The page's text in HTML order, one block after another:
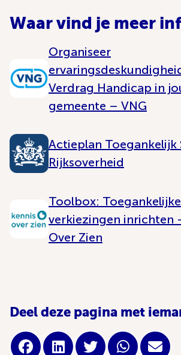
Waar vind je meer
Organiseer
Verdrag Handicap in
gemeente – VNG
Actieplan Toegankelijk
Rijksoverheid
Toolbox: Toegankelijke
verkiezingen inrichten
Over Zien
Deel deze pagina met